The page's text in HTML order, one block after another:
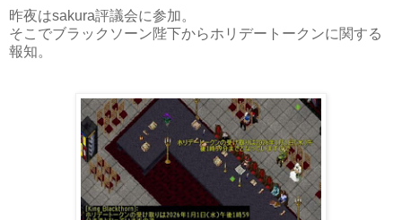
昨夜はsakura評議会に参加。
そこでブラックソーン陛下からホリデートークンに関する
報知。